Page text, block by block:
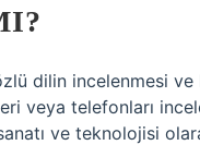
dilin incelenmesi ve
veya telefonları
ve teknolojisi